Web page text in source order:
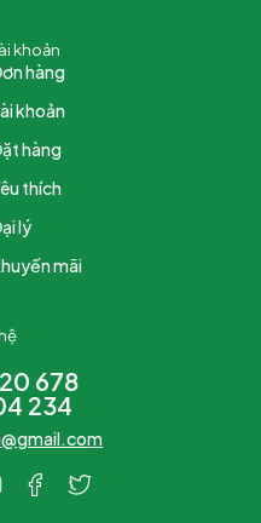
khoản
hàng
khoản
hàng
thích
lý
mãi
678
234